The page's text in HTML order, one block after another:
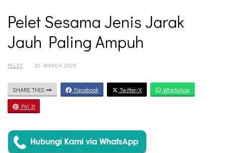
Pelet Sesama Jenis Jarak
Jauh Paling Ampuh
PELET · 30 MARCH 2025
SHARE THIS Facebook Twitter/X WhatsApp
Pin It